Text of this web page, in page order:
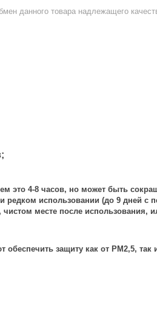
данного товара надлежащего
это 4-8 часов, но может быть
редком использовании (до 9 дней с
месте после использования,
защиту как от PM2,5, так